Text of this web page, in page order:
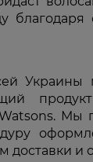
Украины
Мы
и